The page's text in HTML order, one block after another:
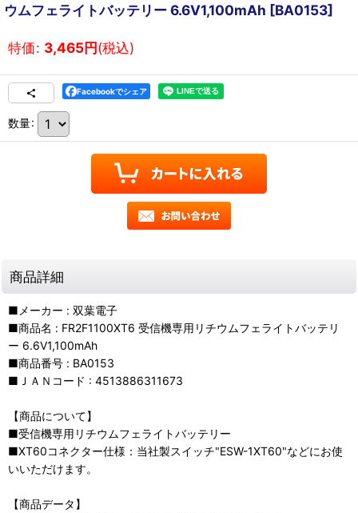
ウムフェライトバッテリー 6.6V1,100mAh [BA0153]
特価: 3,465円(税込)
Facebookでシェア
数量:
商品詳細
■メーカー : 双葉電子
■商品名 : FR2F1100XT6 受信機専用リチウムフェライトバッテリ
ー 6.6V1,100mAh
■商品番号 : BA0153
■ＪＡＮコード : 4513886311673
【商品について】
■受信機専用リチウムフェライトバッテリー
■XT60コネクター仕様：当社製スイッチ"ESW-1XT60"などにお使
いいただけます。
【商品データ】